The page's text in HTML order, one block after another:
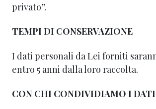
privato”.
TEMPI DI CONSERVAZIONE
I dati personali da Lei forniti
entro 5 anni dalla loro raccolta.
CON CHI CONDIVIDIAMO I